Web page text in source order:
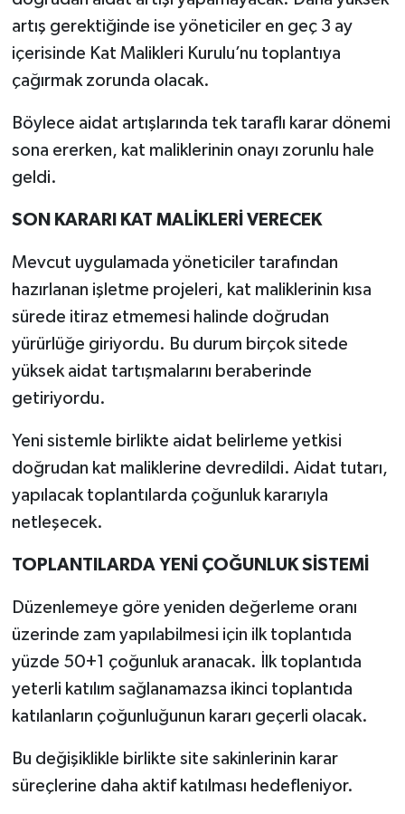
artış gerektiğinde ise yöneticiler en geç 3 ay
içerisinde Kat Malikleri Kurulu’nu toplantıya
çağırmak zorunda olacak.
Böylece aidat artışlarında tek taraflı karar dönemi
sona ererken, kat maliklerinin onayı zorunlu hale
geldi.
SON KARARI KAT MALİKLERİ VERECEK
Mevcut uygulamada yöneticiler tarafından
hazırlanan işletme projeleri, kat maliklerinin kısa
sürede itiraz etmemesi halinde doğrudan
yürürlüğe giriyordu. Bu durum birçok sitede
yüksek aidat tartışmalarını beraberinde
getiriyordu.
Yeni sistemle birlikte aidat belirleme yetkisi
doğrudan kat maliklerine devredildi. Aidat tutarı,
yapılacak toplantılarda çoğunluk kararıyla
netleşecek.
TOPLANTILARDA YENİ ÇOĞUNLUK SİSTEMİ
Düzenlemeye göre yeniden değerleme oranı
üzerinde zam yapılabilmesi için ilk toplantıda
yüzde 50+1 çoğunluk aranacak. İlk toplantıda
yeterli katılım sağlanamazsa ikinci toplantıda
katılanların çoğunluğunun kararı geçerli olacak.
Bu değişiklikle birlikte site sakinlerinin karar
süreçlerine daha aktif katılması hedefleniyor.